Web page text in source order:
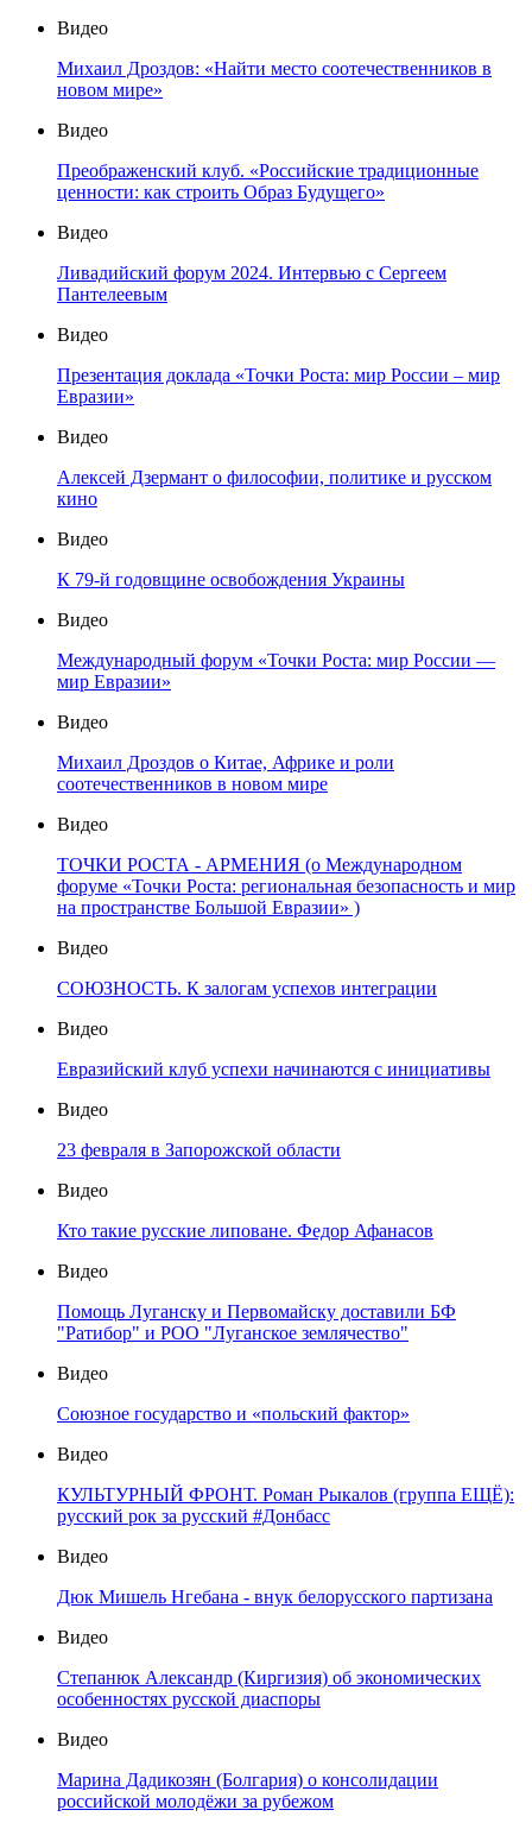
Видео
Михаил Дроздов: «Найти место соотечественников в
новом мире»
Видео
Преображенский клуб. «Российские традиционные
ценности: как строить Образ Будущего»
Видео
Ливадийский форум 2024. Интервью с Сергеем
Пантелеевым
Видео
Презентация доклада «Точки Роста: мир России – мир
Евразии»
Видео
Алексей Дзермант о философии, политике и русском
кино
Видео
К 79-й годовщине освобождения Украины
Видео
Международный форум «Точки Роста: мир России —
мир Евразии»
Видео
Михаил Дроздов о Китае, Африке и роли
соотечественников в новом мире
Видео
ТОЧКИ РОСТА - АРМЕНИЯ (о Международном
форуме «Точки Роста: региональная безопасность и мир
на пространстве Большой Евразии» )
Видео
СОЮЗНОСТЬ. К залогам успехов интеграции
Видео
Евразийский клуб успехи начинаются с инициативы
Видео
23 февраля в Запорожской области
Видео
Кто такие русские липоване. Федор Афанасов
Видео
Помощь Луганску и Первомайску доставили БФ
"Ратибор" и РОО "Луганское землячество"
Видео
Союзное государство и «польский фактор»
Видео
КУЛЬТУРНЫЙ ФРОНТ. Роман Рыкалов (группа ЕЩЁ):
русский рок за русский #Донбасс
Видео
Дюк Мишель Нгебана - внук белорусского партизана
Видео
Степанюк Александр (Киргизия) об экономических
особенностях русской диаспоры
Видео
Марина Дадикозян (Болгария) о консолидации
российской молодёжи за рубежом